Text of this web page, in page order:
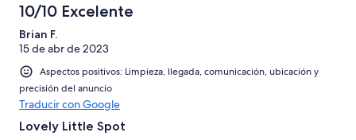
10/10 Excelente
Brian F.
15 de abr de 2023
Aspectos positivos: Limpieza, llegada, comunicación, ubicación y
precisión del anuncio
Traducir con Google
Lovely Little Spot